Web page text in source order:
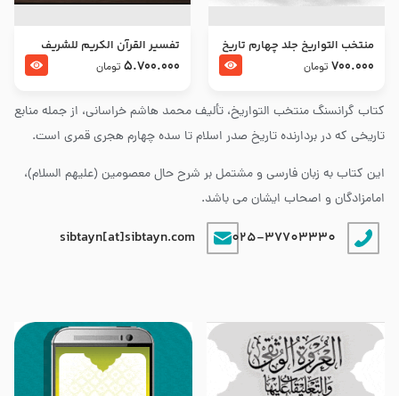
کتاب گرانسنگ منتخب التواريخ، تألیف محمد هاشم خراسانی، از جمله منابع
تاریخی که در بردارنده تاریخ صدر اسلام تا سده چهارم هجری قمری است.
این کتاب به زبان فارسی و مشتمل بر شرح حال معصومین (علیهم السلام)،
امامزادگان و اصحاب ایشان می باشد.
025-37703330
sibtayn[at]sibtayn.com
منتخب التواریخ جلد چهارم تاریخ
امام زین العابدین و امام محمد
700.000 تومان
تفسير القرآن الكريم للشريف
المرتضي قدس سرّه
5.700.000 تومان